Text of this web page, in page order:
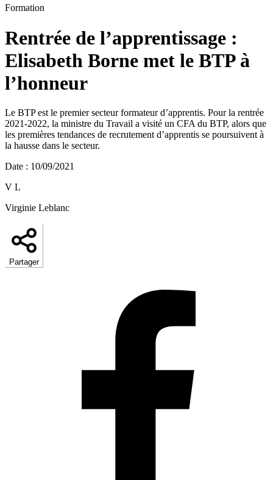
Formation
Rentrée de l’apprentissage :
Elisabeth Borne met le BTP à
l’honneur
Le BTP est le premier secteur formateur d’apprentis. Pour la rentrée
2021-2022, la ministre du Travail a visité un CFA du BTP, alors que
les premières tendances de recrutement d’apprentis se poursuivent à
la hausse dans le secteur.
Date : 10/09/2021
V L
Virginie Leblanc
Partager